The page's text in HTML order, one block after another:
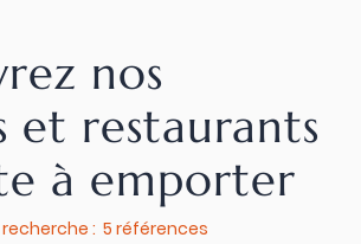
nos
et restaurants
à emporter
: 5 références